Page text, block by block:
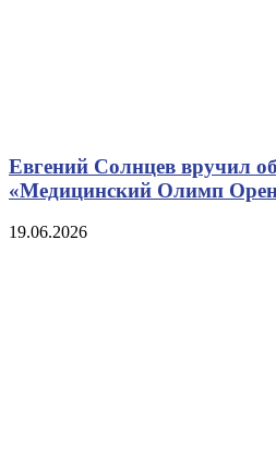
Евгений Солнцев вручил
«Медицинский Олимп
19.06.2026